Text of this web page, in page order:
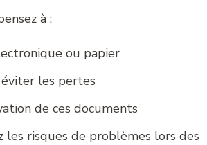
à :
ou papier
les pertes
de ces documents
les risques de problèmes lors des